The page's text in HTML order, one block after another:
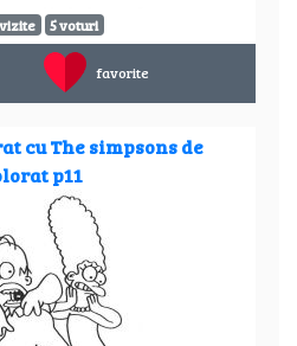
5 voturi
favorite
cu The simpsons de
p11